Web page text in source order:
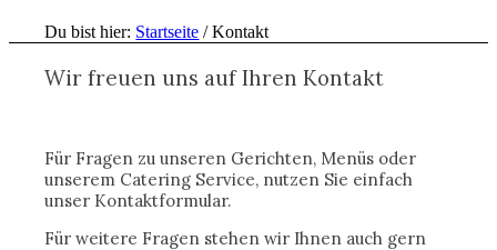
Du bist hier: Startseite / Kontakt
Wir freuen uns auf Ihren Kontakt
Für Fragen zu unseren Gerichten, Menüs oder
unserem Catering Service, nutzen Sie einfach
unser Kontaktformular.
Für weitere Fragen stehen wir Ihnen auch gern